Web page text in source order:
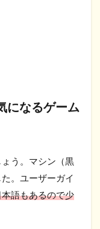
になるゲーム
う。マシン（黒
。ユーザーガイ
本語もあるので少